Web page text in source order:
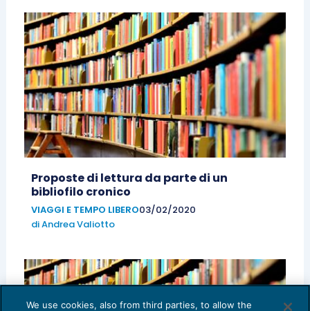
Proposte di lettura da parte di un
bibliofilo cronico
VIAGGI E TEMPO LIBERO03/02/2020
diAndrea Valiotto
We use cookies, also from third parties, to allow the